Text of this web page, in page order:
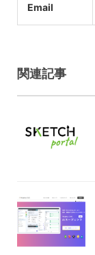
Email
関連記事